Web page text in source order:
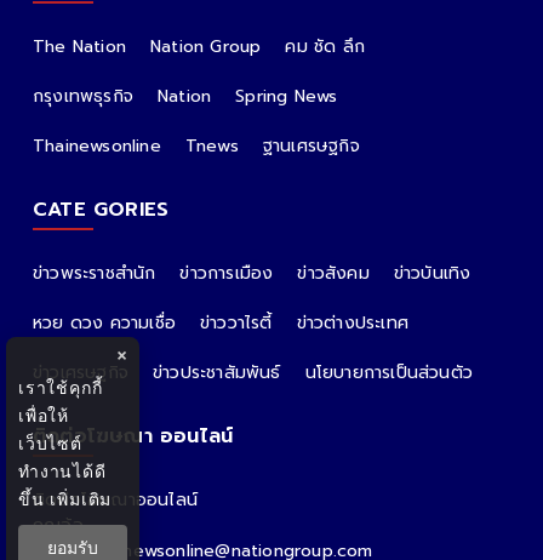
The Nation Nation Group
คม ชัด ลึก
กรุงเทพธุรกิจ
Nation
Spring News
Thainewsonline
Tnews ฐานเศรษฐกิจ
CATE GORIES
ข่าวพระราชสำนัก ข่าวการเมือง ข่าวสังคม
ข่าวบันเทิง
หวย ดวง ความเชื่อ
ข่าววาไรตี้
ข่าวต่างประเทศ
ข่าวเศรษฐกิจ
ข่าวประชาสัมพันธ์ นโยบายการเป็นส่วนตัว
ติดต่อโฆษณา ออนไลน์
ติดต่อโฆษณาออนไลน์
คุณอ้อ
Email : thainewsonline@nationgroup.com
×
เราใช้คุกกี้
เพื่อให้
เว็บไซต์
ทำงานได้ดี
ขึ้นเพิ่มเติม
ยอมรับ